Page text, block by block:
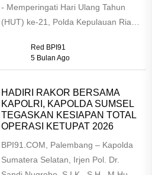
- Memperingati Hari Ulang Tahun
(HUT) ke-21, Polda Kepulauan Riau
Safari Ramadan...
Red BPI91
5 Bulan Ago
HADIRI RAKOR BERSAMA
KAPOLRI, KAPOLDA SUMSEL
TEGASKAN KESIAPAN TOTAL
OPERASI KETUPAT 2026
BPI91.COM, Palembang – Kapolda
Sumatera Selatan, Irjen Pol. Dr.